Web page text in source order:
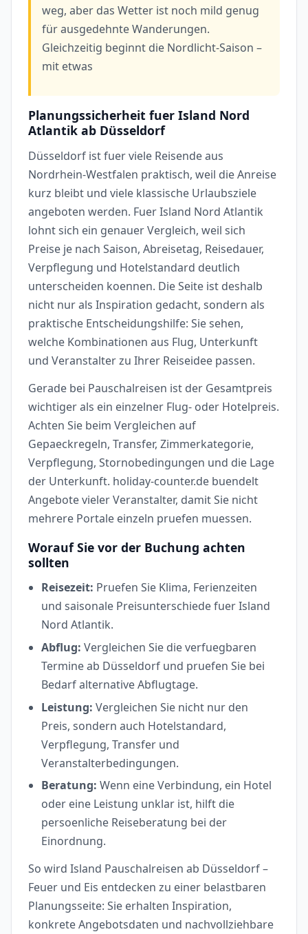
weg, aber das Wetter ist noch mild genug
für ausgedehnte Wanderungen.
Gleichzeitig beginnt die Nordlicht-Saison –
mit etwas
Planungssicherheit fuer Island Nord
Atlantik ab Düsseldorf
Düsseldorf ist fuer viele Reisende aus
Nordrhein-Westfalen praktisch, weil die Anreise
kurz bleibt und viele klassische Urlaubsziele
angeboten werden. Fuer Island Nord Atlantik
lohnt sich ein genauer Vergleich, weil sich
Preise je nach Saison, Abreisetag, Reisedauer,
Verpflegung und Hotelstandard deutlich
unterscheiden koennen. Die Seite ist deshalb
nicht nur als Inspiration gedacht, sondern als
praktische Entscheidungshilfe: Sie sehen,
welche Kombinationen aus Flug, Unterkunft
und Veranstalter zu Ihrer Reiseidee passen.
Gerade bei Pauschalreisen ist der Gesamtpreis
wichtiger als ein einzelner Flug- oder Hotelpreis.
Achten Sie beim Vergleichen auf
Gepaeckregeln, Transfer, Zimmerkategorie,
Verpflegung, Stornobedingungen und die Lage
der Unterkunft. holiday-counter.de buendelt
Angebote vieler Veranstalter, damit Sie nicht
mehrere Portale einzeln pruefen muessen.
Worauf Sie vor der Buchung achten
sollten
Reisezeit: Pruefen Sie Klima, Ferienzeiten
und saisonale Preisunterschiede fuer Island
Nord Atlantik.
Abflug: Vergleichen Sie die verfuegbaren
Termine ab Düsseldorf und pruefen Sie bei
Bedarf alternative Abflugtage.
Leistung: Vergleichen Sie nicht nur den
Preis, sondern auch Hotelstandard,
Verpflegung, Transfer und
Veranstalterbedingungen.
Beratung: Wenn eine Verbindung, ein Hotel
oder eine Leistung unklar ist, hilft die
persoenliche Reiseberatung bei der
Einordnung.
So wird Island Pauschalreisen ab Düsseldorf –
Feuer und Eis entdecken zu einer belastbaren
Planungsseite: Sie erhalten Inspiration,
konkrete Angebotsdaten und nachvollziehbare